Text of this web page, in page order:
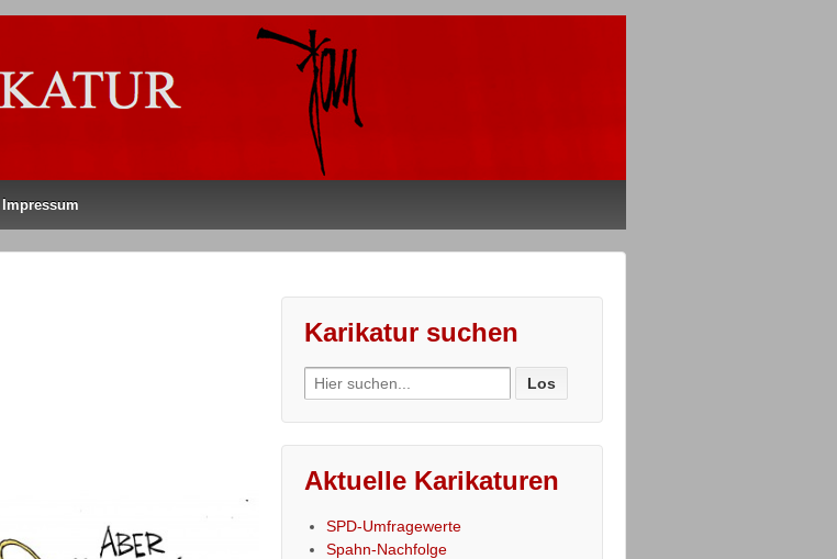
Impressum
Karikatur suchen
Search
for:
Aktuelle Karikaturen
SPD-Umfragewerte
Spahn-Nachfolge